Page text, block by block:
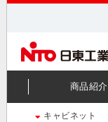
商品紹介
キャビネット